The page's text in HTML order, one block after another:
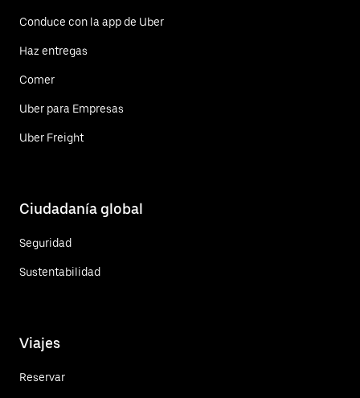
Conduce con la app de Uber
Haz entregas
Comer
Uber para Empresas
Uber Freight
Ciudadanía global
Seguridad
Sustentabilidad
Viajes
Reservar